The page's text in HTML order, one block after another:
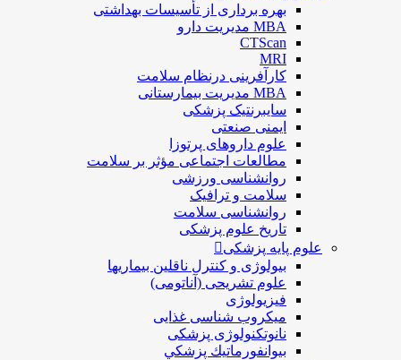
بهره برداری از تأسیسات بهداشتی
MBA مدیریت دارو
CTScan
MRI
کارآفرینی درنظام سلامت
MBA مدیریت بیمارستانی
سایبرنتیک پزشکی
ایمنی صنعتی
علوم داروهای پرتوزا
مطالعات اجتماعی مؤثر بر سلامت
روانشناسی ورزشی
سلامت و ترافیک
روانشناسی سلامت
تاریخ علوم پزشکی
علوم پایه پزشکی
بیولوژی و کنترل ناقلین بیماریها
علوم تشریحی (آناتومی)
فیزیولوژی
ميكروب شناسی غذایی
نانوتکنولوژی پزشکی
بيوانفورماتيك پزشكي